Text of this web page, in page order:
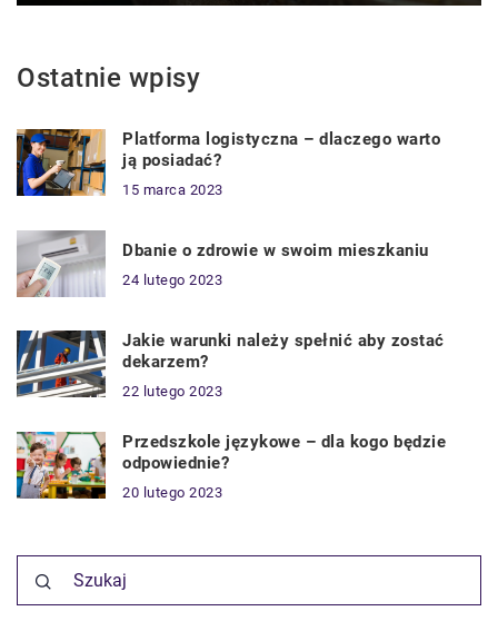
Ostatnie wpisy
Platforma logistyczna – dlaczego warto
ją posiadać?
15 marca 2023
Dbanie o zdrowie w swoim mieszkaniu
24 lutego 2023
Jakie warunki należy spełnić aby zostać
dekarzem?
22 lutego 2023
Przedszkole językowe – dla kogo będzie
odpowiednie?
20 lutego 2023